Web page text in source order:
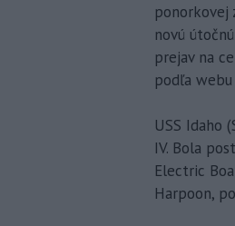
ponorkovej
novú
prejav na
podľa
USS Idaho
IV. Bola
Electric
Harpoon,